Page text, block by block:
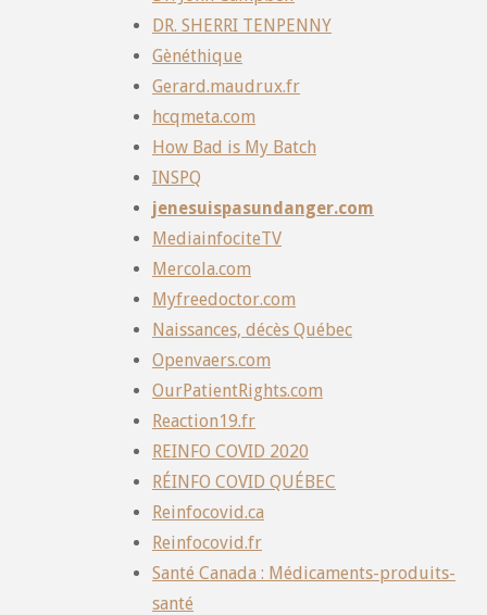
DR. SHERRI TENPENNY
Gènéthique
Gerard.maudrux.fr
hcqmeta.com
How Bad is My Batch
INSPQ
jenesuispasundanger.com
MediainfociteTV
Mercola.com
Myfreedoctor.com
Naissances, décès Québec
Openvaers.com
OurPatientRights.com
Reaction19.fr
REINFO COVID 2020
RÉINFO COVID QUÉBEC
Reinfocovid.ca
Reinfocovid.fr
Santé Canada : Médicaments-produits-
santé